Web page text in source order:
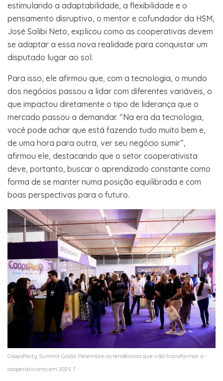
estimulando a adaptabilidade, a flexibilidade e o
pensamento disruptivo, o mentor e cofundador da HSM,
José Salibi Neto, explicou como as cooperativas devem
se adaptar a essa nova realidade para conquistar um
disputado lugar ao sol.
Para isso, ele afirmou que, com a tecnologia, o mundo
dos negócios passou a lidar com diferentes variáveis, o
que impactou diretamente o tipo de liderança que o
mercado passou a demandar. “Na era da tecnologia,
você pode achar que está fazendo tudo muito bem e,
de uma hora para outra, ver seu negócio sumir”,
afirmou ele, destacando que o setor cooperativista
deve, portanto, buscar o aprendizado constante como
forma de se manter numa posição equilibrada e com
boas perspectivas para o futuro.
CoopsParty Summit Goiás: Relembre as tendências que irão transformar o
cooperativismo em 2025 7